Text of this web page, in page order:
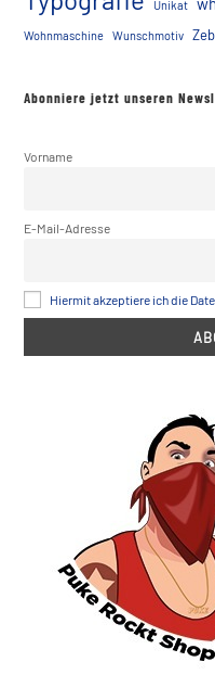
Unikat
Wohnmaschine Wunschmotiv
Abonniere jetzt unseren
Vorname
E-Mail-Adresse
Hiermit akzeptiere ich die